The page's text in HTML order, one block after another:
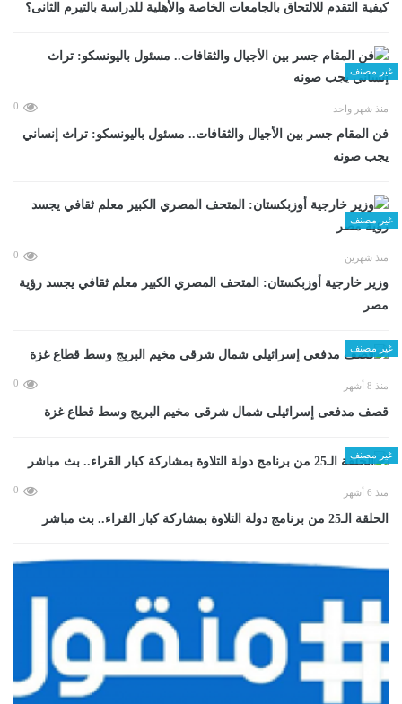
كيفية التقدم للالتحاق بالجامعات الخاصة والأهلية للدراسة بالتيرم الثانى؟
غير مصنف
منذ شهر واحد 0
فن المقام جسر بين الأجيال والثقافات.. مسئول باليونسكو: تراث إنساني
يجب صونه
غير مصنف
منذ شهرين 0
وزير خارجية أوزبكستان: المتحف المصري الكبير معلم ثقافي يجسد رؤية
مصر
غير مصنف
منذ 8 أشهر 0
قصف مدفعى إسرائيلى شمال شرقى مخيم البريج وسط قطاع غزة
غير مصنف
منذ 6 أشهر 0
الحلقة الـ25 من برنامج دولة التلاوة بمشاركة كبار القراء.. بث مباشر